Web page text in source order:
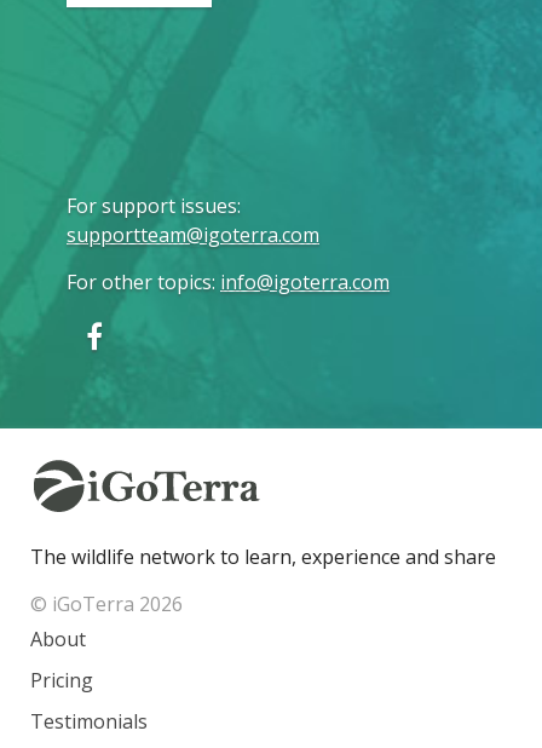
For support issues:
supportteam@igoterra.com
For other topics: info@igoterra.com
The wildlife network to learn, experience and share
© iGoTerra 2026
About
Pricing
Testimonials